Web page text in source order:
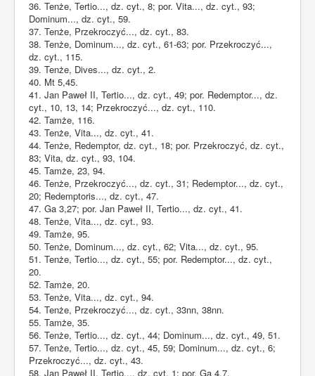
36. Tenże, Tertio..., dz. cyt., 8; por. Vita..., dz. cyt., 93;
Dominum..., dz. cyt., 59.
37. Tenże, Przekroczyć..., dz. cyt., 83.
38. Tenże, Dominum..., dz. cyt., 61-63; por. Przekroczyć...,
dz. cyt., 115.
39. Tenże, Dives..., dz. cyt., 2.
40. Mt 5,45.
41. Jan Paweł II, Tertio..., dz. cyt., 49; por. Redemptor..., dz.
cyt., 10, 13, 14; Przekroczyć..., dz. cyt., 110.
42. Tamże, 116.
43. Tenże, Vita..., dz. cyt., 41.
44. Tenże, Redemptor, dz. cyt., 18; por. Przekroczyć, dz. cyt.,
83; Vita, dz. cyt., 93, 104.
45. Tamże, 23, 94.
46. Tenże, Przekroczyć..., dz. cyt., 31; Redemptor..., dz. cyt.,
20; Redemptoris..., dz. cyt., 47.
47. Ga 3,27; por. Jan Paweł II, Tertio..., dz. cyt., 41.
48. Tenże, Vita..., dz. cyt., 93.
49. Tamże, 95.
50. Tenże, Dominum..., dz. cyt., 62; Vita..., dz. cyt., 95.
51. Tenże, Tertio..., dz. cyt., 55; por. Redemptor..., dz. cyt.,
20.
52. Tamże, 20.
53. Tenże, Vita..., dz. cyt., 94.
54. Tenże, Przekroczyć..., dz. cyt., 33nn, 38nn.
55. Tamże, 35.
56. Tenże, Tertio..., dz. cyt., 44; Dominum..., dz. cyt., 49, 51.
57. Tenże, Tertio..., dz. cyt., 45, 59; Dominum..., dz. cyt., 6;
Przekroczyć..., dz. cyt., 43.
58. Jan Paweł II, Tertio..., dz. cyt. 1; por. Ga 4,7.